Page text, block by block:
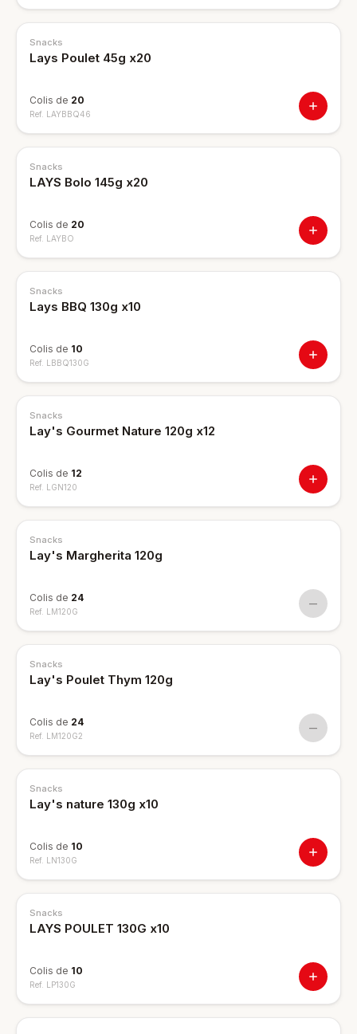
Snacks
Lays Poulet 45g x20
Colis de 20
Ref. LAYBBQ46
Snacks
LAYS Bolo 145g x20
Colis de 20
Ref. LAYBO
Snacks
Lays BBQ 130g x10
Colis de 10
Ref. LBBQ130G
Snacks
Lay's Gourmet Nature 120g x12
Colis de 12
Ref. LGN120
RUPTURE
Snacks
Lay's Margherita 120g
Colis de 24
Ref. LM120G
—
RUPTURE
Snacks
Lay's Poulet Thym 120g
Colis de 24
Ref. LM120G2
—
Snacks
Lay's nature 130g x10
Colis de 10
Ref. LN130G
Snacks
LAYS POULET 130G x10
Colis de 10
Ref. LP130G